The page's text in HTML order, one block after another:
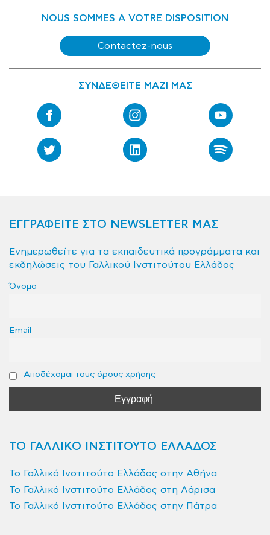
NOUS SOMMES A VOTRE DISPOSITION
Contactez-nous
ΣΥΝΔΕΘΕΙΤΕ ΜΑΖΙ ΜΑΣ
ΕΓΓΡΑΦΕΙΤΕ ΣΤΟ NEWSLETTER ΜΑΣ
Ενημερωθείτε για τα εκπαιδευτικά προγράμματα και
εκδηλώσεις του Γαλλικού Ινστιτούτου Ελλάδος
Όνομα
Email
Αποδέχομαι τους όρους χρήσης
ΤΟ ΓΑΛΛΙΚΟ ΙΝΣΤΙΤΟΥΤΟ ΕΛΛΑΔΟΣ
Το Γαλλικό Ινστιτούτο Ελλάδος στην Αθήνα
Το Γαλλικό Ινστιτούτο Ελλάδος στη Λάρισα
Το Γαλλικό Ινστιτούτο Ελλάδος στην Πάτρα